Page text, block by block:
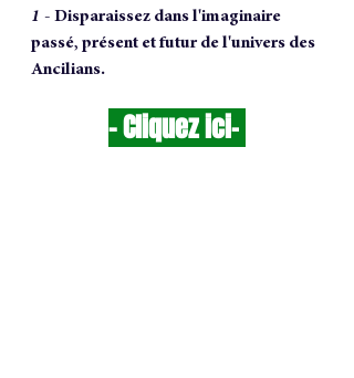
1 - Disparaissez dans l'imaginaire
passé, présent et futur de l'univers des
Ancilians.
- Cliquez ici-